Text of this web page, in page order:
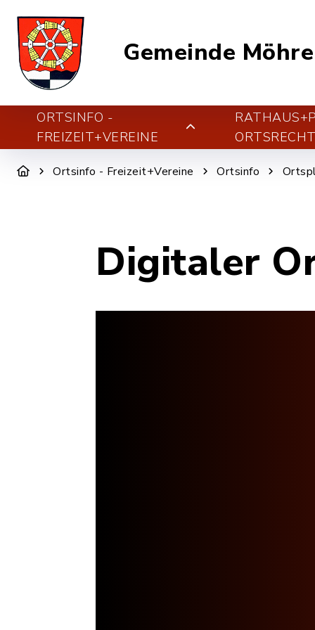
Gemeinde
ORTSINFO -
FREIZEIT+VEREINE
Ortsinfo - Freizeit+Vereine Ortsinfo
Digitaler